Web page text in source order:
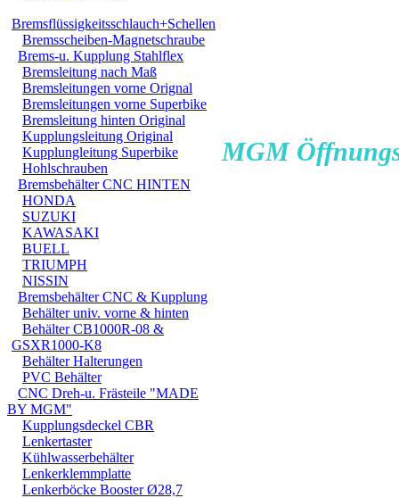
Bremsflüssigkeitsschlauch+Schellen
Bremsscheiben-Magnetschraube
Brems-u. Kupplung Stahlflex
Bremsleitung nach Maß
Bremsleitungen vorne Orignal
Bremsleitungen vorne Superbike
Bremsleitung hinten Original
Kupplungsleitung Original
Kupplungleitung Superbike
Hohlschrauben
Bremsbehälter CNC HINTEN
HONDA
SUZUKI
KAWASAKI
BUELL
TRIUMPH
NISSIN
Bremsbehälter CNC & Kupplung
Behälter univ. vorne & hinten
Behälter CB1000R-08 &
GSXR1000-K8
Behälter Halterungen
PVC Behälter
CNC Dreh-u. Frästeile "MADE
BY MGM"
Kupplungsdeckel CBR
Lenkertaster
Kühlwasserbehälter
Lenkerklemmplatte
Lenkerböcke Booster Ø28,7
MGM